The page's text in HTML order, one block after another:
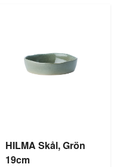
HILMA Skål, Grön
19cm